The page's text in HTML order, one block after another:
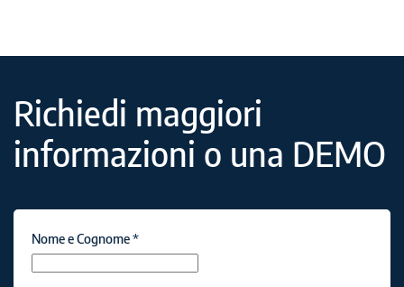
Richiedi maggiori
informazioni o una DEMO
Nome e Cognome*